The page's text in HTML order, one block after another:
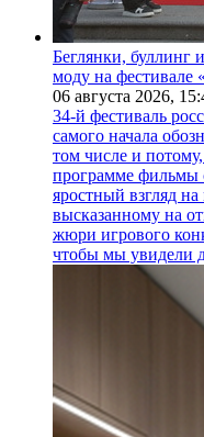
Беглянки, буллинг
моду на фестивале
06 августа 2026,
34-й фестиваль
самого начала
том числе и
программе
яростный взгляд
высказанному на
жюри игрового
чтобы мы увидели